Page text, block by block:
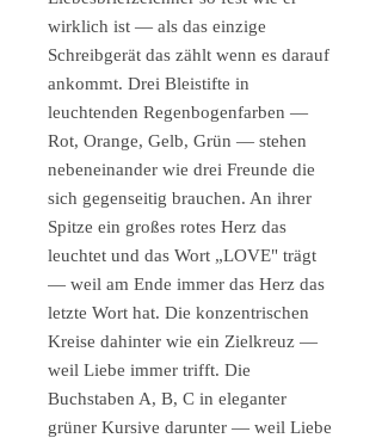
wirklich ist — als das einzige
Schreibgerät das zählt wenn es darauf
ankommt. Drei Bleistifte in
leuchtenden Regenbogenfarben —
Rot, Orange, Gelb, Grün — stehen
nebeneinander wie drei Freunde die
sich gegenseitig brauchen. An ihrer
Spitze ein großes rotes Herz das
leuchtet und das Wort „LOVE" trägt
— weil am Ende immer das Herz das
letzte Wort hat. Die konzentrischen
Kreise dahinter wie ein Zielkreuz —
weil Liebe immer trifft. Die
Buchstaben A, B, C in eleganter
grüner Kursive darunter — weil Liebe